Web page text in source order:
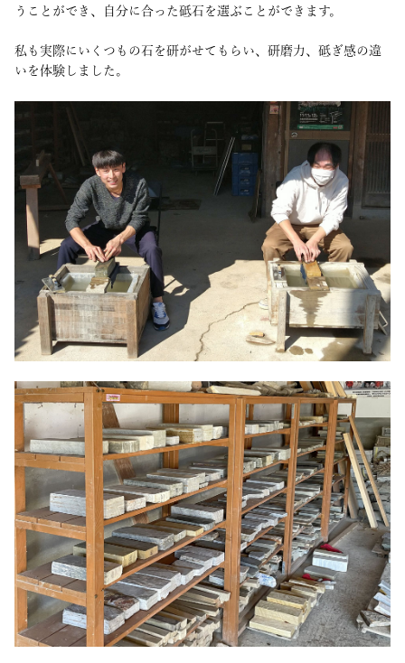
うことができ、自分に合った砥石を選ぶことができます。
私も実際にいくつもの石を研がせてもらい、研磨力、砥ぎ感の違
いを体験しました。